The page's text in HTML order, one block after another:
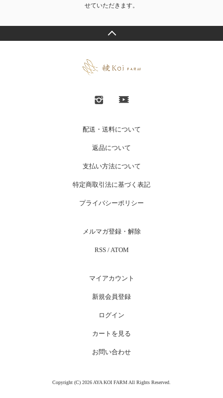
せていただきます。
配送・送料について
返品について
支払い方法について
特定商取引法に基づく表記
プライバシーポリシー
メルマガ登録・解除
RSS/ ATOM
マイアカウント
新規会員登録
ログイン
カートを見る
お問い合わせ
Copyright (C) 2026 AYA KOI FARM All Rights Reserved.